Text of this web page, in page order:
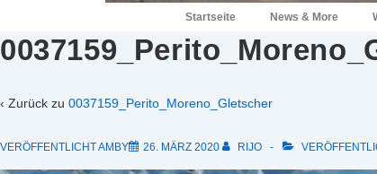
Hauptnavigation
Startseite News & More
‹ Zurück zu 0037159_Perito_Moreno_Gletscher
VERÖFFENTLICHT AMBY 26. MÄRZ 2020 RIJO